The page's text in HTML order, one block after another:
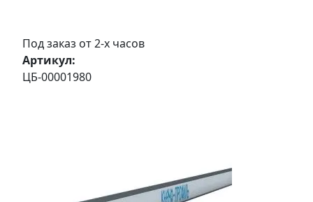
Под заказ от 2-х часов
Артикул:
ЦБ-00001980